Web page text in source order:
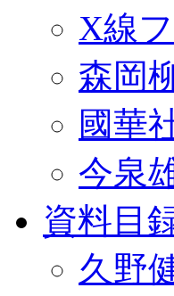
X線
森岡
國華
今泉
資料目
久野